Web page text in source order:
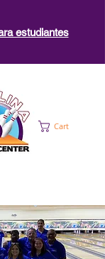
Cart
estudiantes